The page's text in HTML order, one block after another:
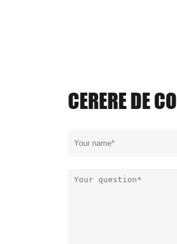
CERERE DE